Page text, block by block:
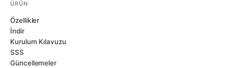
ÜRÜN
Özellikler
İndir
Kurulum Kılavuzu
SSS
Güncellemeler